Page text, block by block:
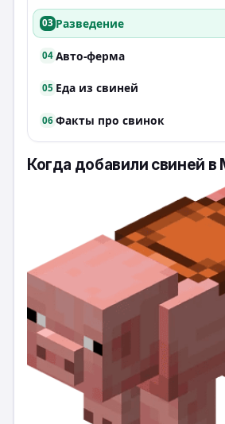
03 Разведение
04 Авто-ферма
05 Еда из свиней
06 Факты про свинок
Когда добавили свиней в